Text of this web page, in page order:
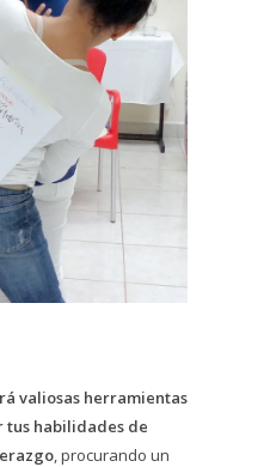
valiosas herramientas
tus habilidades de
, procurando un